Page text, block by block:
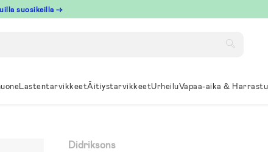
suosikeilla →
LastentarvikkeetÄitiystarvikkeetUrheiluVapaa-aika &
Didriksons